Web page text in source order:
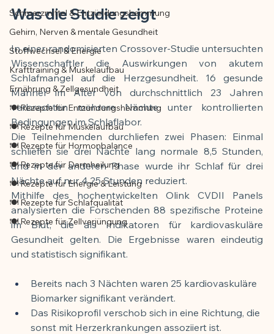
Schmerzmittel & Entzündungshemmung
Gehirn, Nerven & mentale Gesundheit
Stoffwechsel & Energie
Krafttraining & Muskelaufbau
Ernährung & Zellgesundheit
🍽️ Rezepte für Entzündungshemmung
🍽️ Rezepte für Muskelaufbau
🍽️ Rezepte für Hormonbalance
🍽️ Rezepte für Darmheilung
🍽️ Rezepte für Energie & Leistung
🍽️ Rezepte für Schlafqualität
🍽️ Rezepte für Zellverjüngung
Was die Studie zeigt
In einer randomisierten Crossover-Studie untersuchten
Wissenschaftler die Auswirkungen von akutem
Schlafmangel auf die Herzgesundheit. 16 gesunde
Männer im Alter von durchschnittlich 23 Jahren
verbrachten mehrere Nächte unter kontrollierten
Bedingungen im Schlaflabor.
Die Teilnehmenden durchliefen zwei Phasen: Einmal
schliefen sie drei Nächte lang normale 8,5 Stunden,
und in der anderen Phase wurde ihr Schlaf für drei
Nächte auf nur 4,25 Stunden reduziert.
Mithilfe des hochentwickelten Olink CVDII Panels
analysierten die Forschenden 88 spezifische Proteine
im Blut, die als Indikatoren für kardiovaskuläre
Gesundheit gelten. Die Ergebnisse waren eindeutig
und statistisch signifikant.
Bereits nach 3 Nächten waren 25 kardiovaskuläre
Biomarker signifikant verändert.
Das Risikoprofil verschob sich in eine Richtung, die
sonst mit Herzerkrankungen assoziiert ist.